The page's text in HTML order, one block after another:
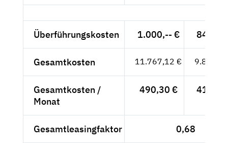
Überführungskosten 1.000,-- €
Gesamtkosten 11.767,12 €
Gesamtkosten /
Monat
490,30 €
Gesamtleasingfaktor 0,68